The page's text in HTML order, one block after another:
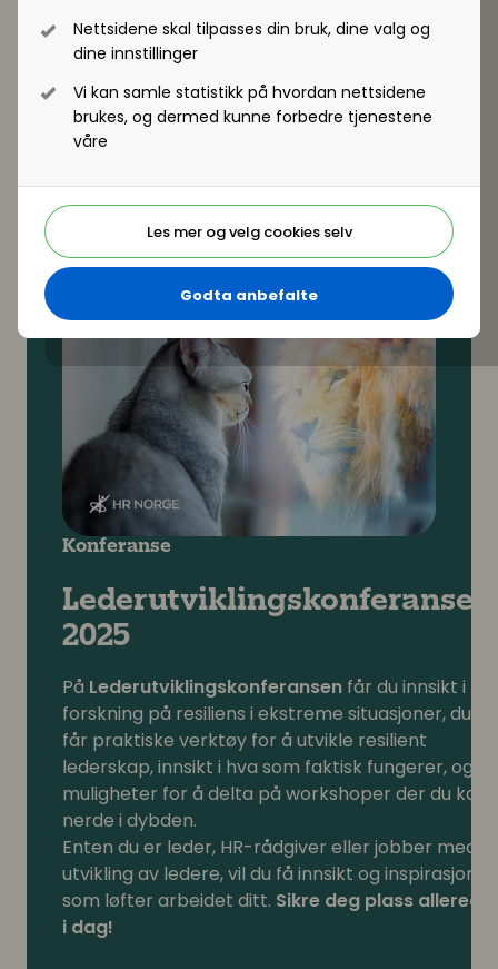
Nettsidene skal tilpasses din bruk, dine valg og
dine innstillinger
Vi kan samle statistikk på hvordan nettsidene
brukes, og dermed kunne forbedre tjenestene
våre
Les mer og velg cookies selv
Godta anbefalte
meningsfullhet, samt tillitsbasert ledelse og
medarbeiderskap. Vi avslutter dagen med
hvordan du takler «idiotene på jobben», forteller
Gilje Sekse.
Meld deg på Lederutviklikngskonferansen for å få
og kom enda nærmere en resilient organisasjon!
Konferanse
Lederutviklingskonferansen
2025
På Lederutviklingskonferansen får du innsikt i
forskning på resiliens i ekstreme situasjoner, du
får praktiske verktøy for å utvikle resilient
lederskap, innsikt i hva som faktisk fungerer, og
muligheter for å delta på workshoper der du kan
nerde i dybden.
Enten du er leder, HR-rådgiver eller jobber med
utvikling av ledere, vil du få innsikt og inspirasjon
som løfter arbeidet ditt. Sikre deg plass allerede
i dag!